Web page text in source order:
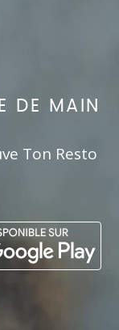
DE MAIN
Ton Resto